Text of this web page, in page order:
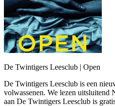
De Twintigers Leesclub | Open
De Twintigers Leesclub is een
volwassenen. We lezen uitsluitend
aan De Twintigers Leesclub is